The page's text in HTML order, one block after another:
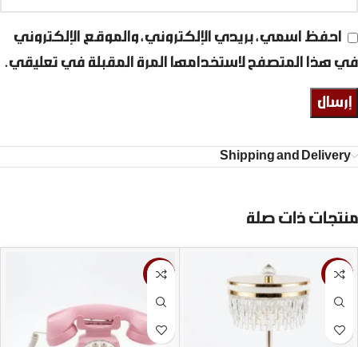
احفظ اسمي، بريدي الإلكتروني، والموقع الإلكتروني
في هذا المتصفح لاستخدامها المرة المقبلة في تعليقي.
Shipping and Delivery
منتجات ذات صلة
-13%
-9%